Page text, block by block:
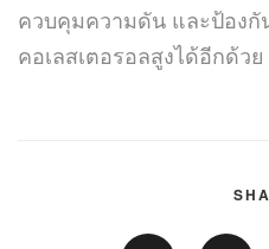
ควบคุมความดัน และป้องกั
คอเลสเตอรอลสูงได้อีกด้วย